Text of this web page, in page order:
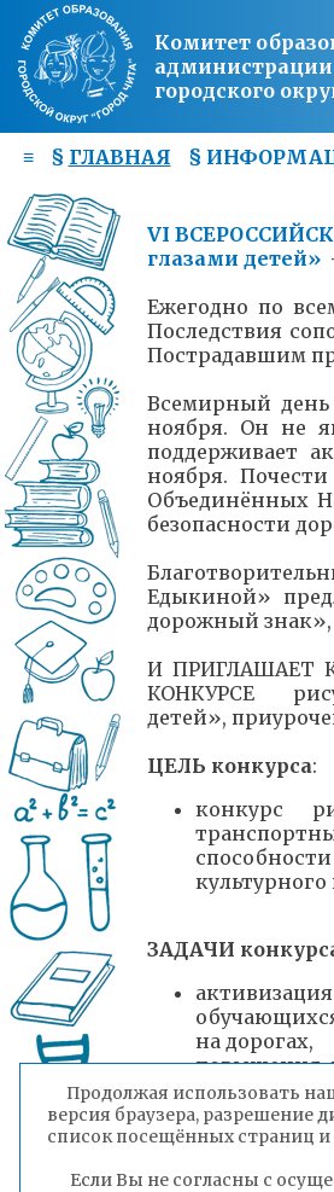
Комитет
администрации
городского
≡ § ГЛАВНАЯ §
VI
глазами детей»
Ежегодно по
Последствия
Пострадавшим
Всемирный день
ноября. Он не
поддерживает
ноября.
Объединённых
безопасности
Едыкиной»
дорожный знак»,
И ПРИГЛАШАЕТ К
КОНКУРСЕ
детей»,
ЦЕЛЬ конкурса:
конкурс
культурного
ЗАДАЧИ
на дорогах,
повышения
дорожно-
развитие
Продолжая использовать
версия браузера, разрешение
список посещённых страниц
Если Вы не согласны с